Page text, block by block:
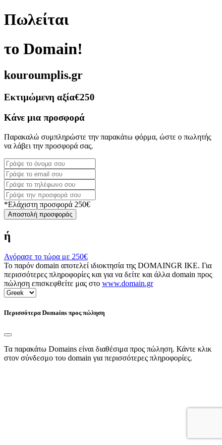
Πωλείται
το Domain!
kouroumplis.gr
Εκτιμώμενη αξία€250
Κάνε μια προσφορά
Παρακαλώ συμπληρώστε την παρακάτω φόρμα, ώστε ο πωλητής
να λάβει την προσφορά σας.
*Ελάχιστη προσφορά 250€
Αποστολή προσφοράς
ή
Αγόρασε το τώρα με 250€
Το παρόν domain αποτελεί ιδιοκτησία της DOMAINGR ΙΚΕ. Για
περισσότερες πληροφορίες και για να δείτε και άλλα domain προς
πώληση επισκεφθείτε μας στο www.domain.gr
Περισσότερα Domains προς πώληση
Τα παρακάτω Domains είναι διαθέσιμα προς πώληση. Κάντε κλικ
στον σύνδεσμο του domain για περισσότερες πληροφορίες.